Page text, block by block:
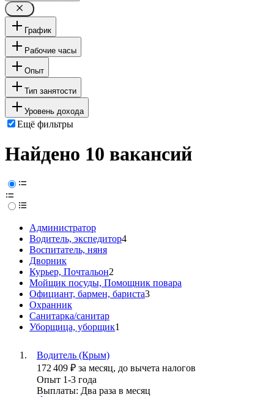
График
Рабочие часы
Опыт
Тип занятости
Уровень дохода
Ещё фильтры
Найдено 10 вакансий
Администратор
Водитель, экспедитор4
Воспитатель, няня
Дворник
Курьер, Почтальон2
Мойщик посуды, Помощник повара
Официант, бармен, бариста3
Охранник
Санитарка/санитар
Уборщица, уборщик1
Водитель (Крым)
172 409 ₽ за месяц, до вычета налогов
Опыт 1-3 года
Выплаты: Два раза в месяц